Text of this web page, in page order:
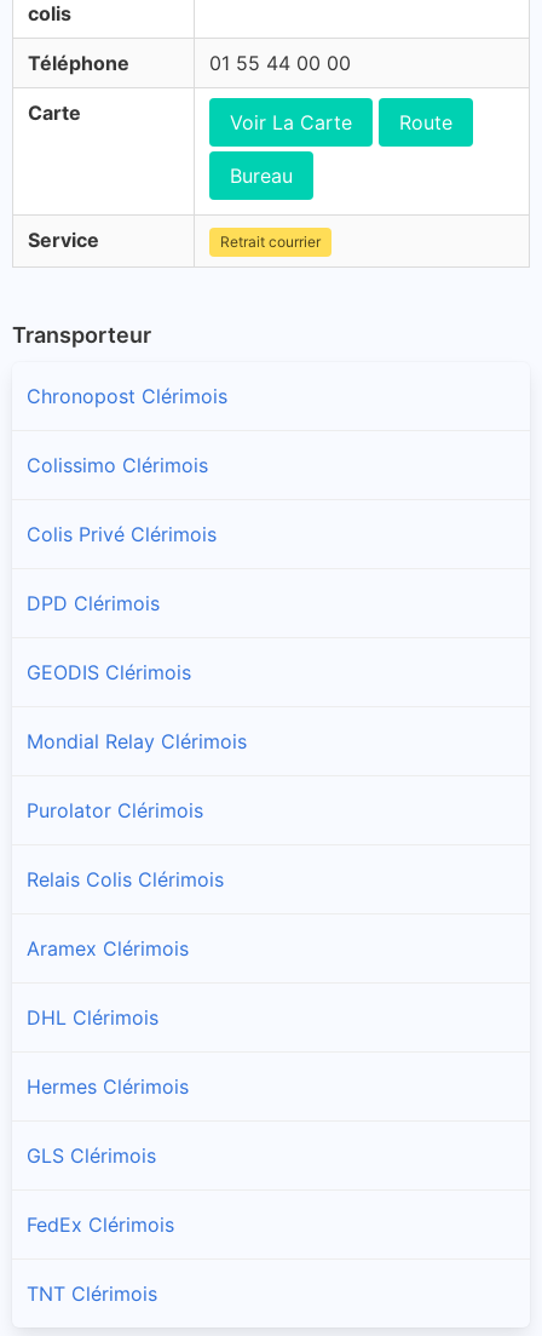
colis
Téléphone 01 55 44 00 00
Carte Voir La Carte Route
Bureau
Service Retrait courrier
Transporteur
Chronopost Clérimois
Colissimo Clérimois
Colis Privé Clérimois
DPD Clérimois
GEODIS Clérimois
Mondial Relay Clérimois
Purolator Clérimois
Relais Colis Clérimois
Aramex Clérimois
DHL Clérimois
Hermes Clérimois
GLS Clérimois
FedEx Clérimois
TNT Clérimois